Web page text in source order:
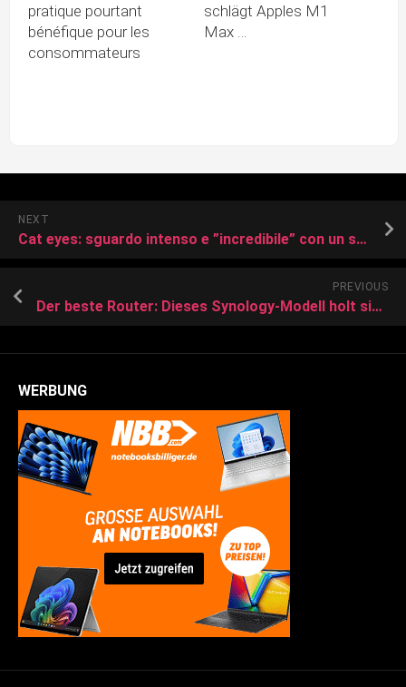
pratique pourtant
bénéfique pour les
consommateurs
schlägt Apples M1
Max …
NEXT
Cat eyes: sguardo intenso e ”incredibile” con un solo prodotto
PREVIOUS
Der beste Router: Dieses Synology-Modell holt sich den ersten Platz
WERBUNG